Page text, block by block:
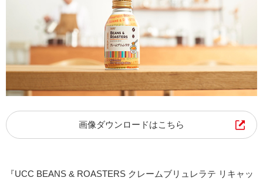
画像ダウンロードはこちら
『UCC BEANS & ROASTERS クレームブリュレラテ リキャッ